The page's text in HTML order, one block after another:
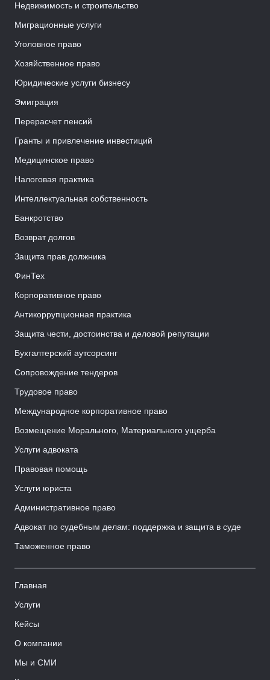
Недвижимость и строительство
Миграционные услуги
Уголовное право
Хозяйственное право
Юридические услуги бизнесу
Эмиграция
Перерасчет пенсий
Гранты и привлечение инвестиций
Медицинское право
Налоговая практика
Интеллектуальная собственность
Банкротство
Возврат долгов
Защита прав должника
ФинТех
Корпоративное право
Антикоррупционная практика
Защита чести, достоинства и деловой репутации
Бухгалтерский аутсорсинг
Сопровождение тендеров
Трудовое право
Международное корпоративное право
Возмещение Морального, Материального ущерба
Услуги адвоката
Правовая помощь
Услуги юриста
Административное право
Адвокат по судебным делам: поддержка и защита в суде
Таможенное право
Главная
Услуги
Кейсы
О компании
Мы и СМИ